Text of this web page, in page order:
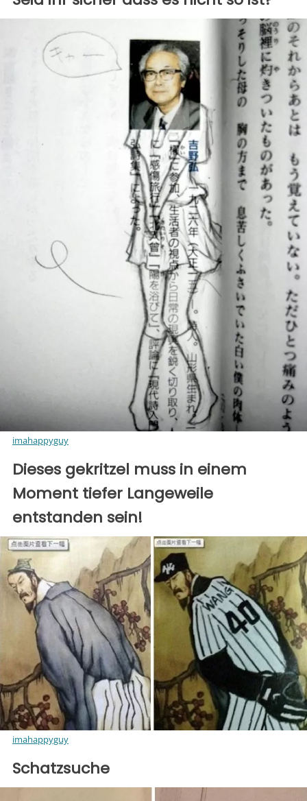
imahappyguy
Dieses gekritzel muss in einem
Moment tiefer Langeweile
entstanden sein!
imahappyguy
Schatzsuche